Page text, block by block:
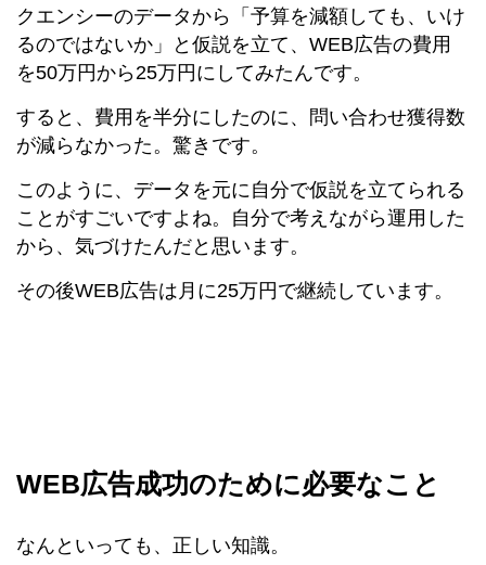
クエンシーのデータから「予算を減額しても、いけ
るのではないか」と仮説を立て、WEB広告の費用
を50万円から25万円にしてみたんです。
すると、費用を半分にしたのに、問い合わせ獲得数
が減らなかった。驚きです。
このように、データを元に自分で仮説を立てられる
ことがすごいですよね。自分で考えながら運用した
から、気づけたんだと思います。
その後WEB広告は月に25万円で継続しています。
WEB広告成功のために必要なこと
なんといっても、正しい知識。